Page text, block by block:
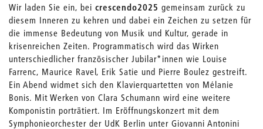
Wir laden Sie ein, bei crescendo2025 gemeinsam zurück zu
diesem Inneren zu kehren und dabei ein Zeichen zu setzen für
die immense Bedeutung von Musik und Kultur, gerade in
krisenreichen Zeiten. Programmatisch wird das Wirken
unterschiedlicher französischer Jubilar*innen wie Louise
Farrenc, Maurice Ravel, Erik Satie und Pierre Boulez gestreift.
Ein Abend widmet sich den Klavierquartetten von Mélanie
Bonis. Mit Werken von Clara Schumann wird eine weitere
Komponistin porträtiert. Im Eröffnungskonzert mit dem
Symphonieorchester der UdK Berlin unter Giovanni Antonini